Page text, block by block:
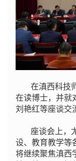
在滇西科技
在读博士，并就
刘艳红等座谈交
座谈会上，
设、教育教学等
将继续聚焦滇西